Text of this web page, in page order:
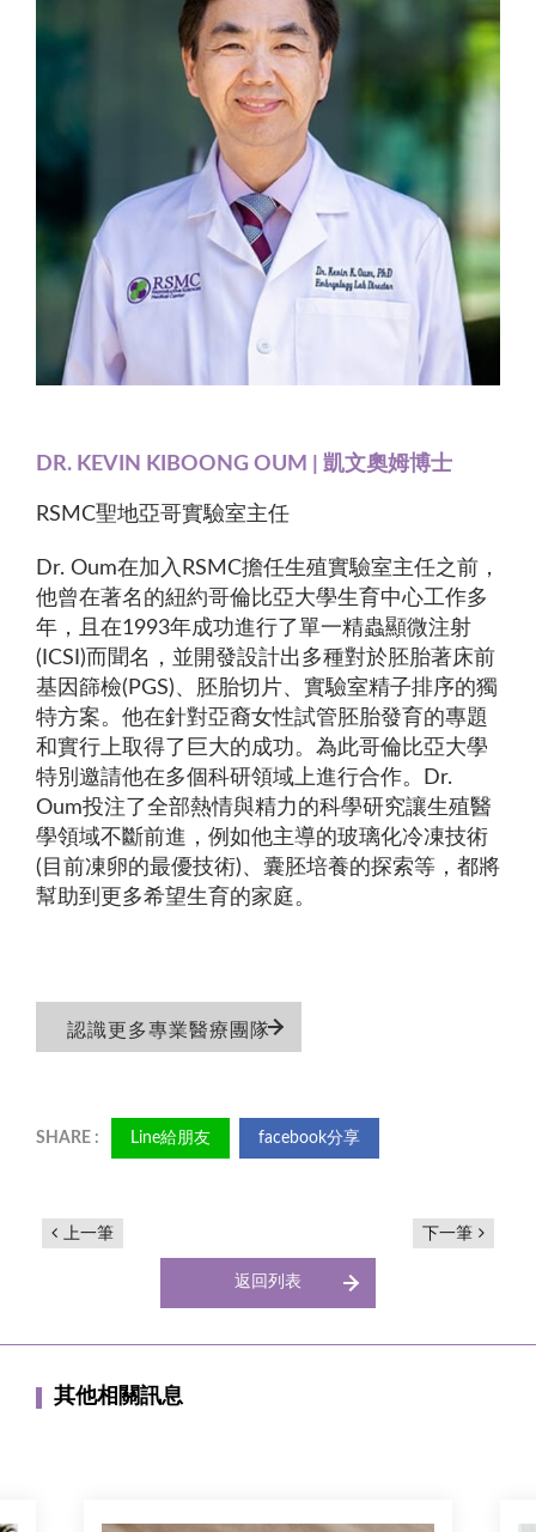
DR. KEVIN KIBOONG OUM | 凱文奧姆博士
RSMC聖地亞哥實驗室主任
Dr. Oum在加入RSMC擔任生殖實驗室主任之前，
他曾在著名的紐約哥倫比亞大學生育中心工作多
年，且在1993年成功進行了單一精蟲顯微注射
(ICSI)而聞名，並開發設計出多種對於胚胎著床前
基因篩檢(PGS)、胚胎切片、實驗室精子排序的獨
特方案。他在針對亞裔女性試管胚胎發育的專題
和實行上取得了巨大的成功。為此哥倫比亞大學
特別邀請他在多個科研領域上進行合作。Dr.
Oum投注了全部熱情與精力的科學研究讓生殖醫
學領域不斷前進，例如他主導的玻璃化冷凍技術
(目前凍卵的最優技術)、囊胚培養的探索等，都將
幫助到更多希望生育的家庭。
認識更多專業醫療團隊
Line給朋友 facebook分享
上一筆 下一筆
返回列表
其他相關訊息